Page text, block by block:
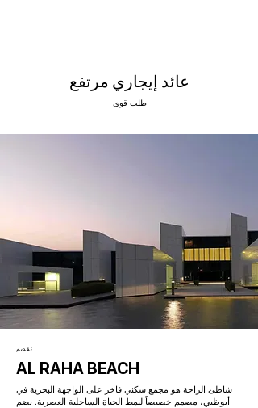
عائد إيجاري مرتفع
طلب قوي
تقديم
AL RAHA BEACH
شاطئ الراحة هو مجمع سكني فاخر على الواجهة البحرية في
أبوظبي، مصمم خصيصاً لنمط الحياة الساحلية العصرية. يضم